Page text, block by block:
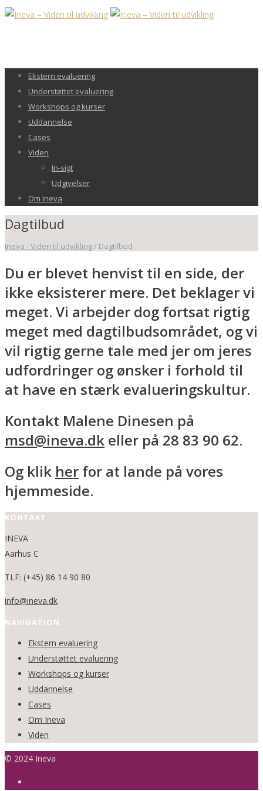
Ekstern evaluering
Understøttet evaluering
Workshops og kurser
Uddannelse
Cases
Viden
In-sigt
Udgivelser
Om Ineva
Dagtilbud
Ineva - Viden til udvikling/ Dagtilbud
Du er blevet henvist til en side, der
ikke eksisterer mere. Det beklager vi
meget. Vi arbejder dog fortsat rigtig
meget med dagtilbudsområdet, og vi
vil rigtig gerne tale med jer om jeres
udfordringer og ønsker i forhold til
at have en stærk evalueringskultur.
Kontakt Malene Dinesen på
msd@ineva.dk eller på 28 83 90 62.
Og klik her for at lande på vores
hjemmeside.
KONTAKT
INEVA
Aarhus C
TLF: (+45) 86 14 90 80
info@ineva.dk
NAVIGATION
Ekstern evaluering
Understøttet evaluering
Workshops og kurser
Uddannelse
Cases
Om Ineva
Viden
© 2024 Ineva